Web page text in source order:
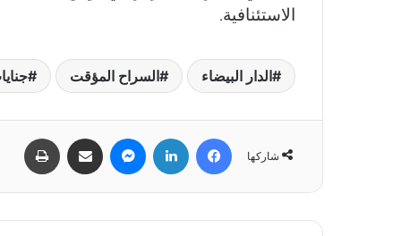
الاستئنافية.
الدار البيضاء السراح المؤقت
شاركها
فيسبوك لينكدإن ماسنجر مشاركة عبر البريد